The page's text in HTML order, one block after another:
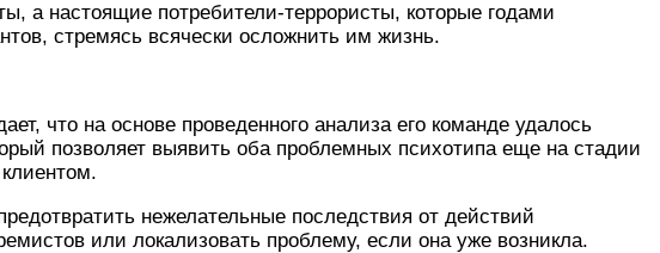
а настоящие потребители-террористы, которые годами
стремясь всячески осложнить им жизнь.
что на основе проведенного анализа его команде удалось
позволяет выявить оба проблемных психотипа еще на стадии
клиентом.
нежелательные последствия от действий
или локализовать проблему, если она уже возникла.